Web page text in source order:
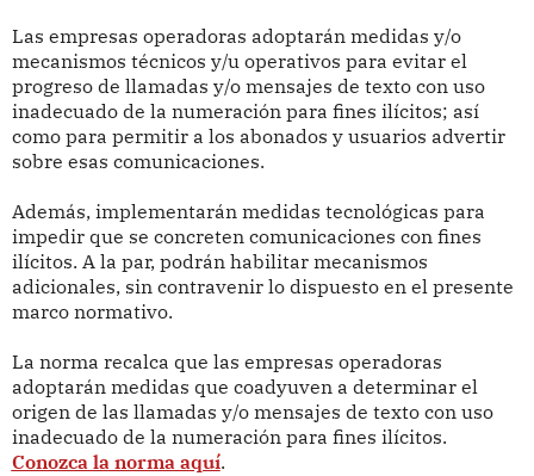
Las empresas operadoras adoptarán medidas y/o
mecanismos técnicos y/u operativos para evitar el
progreso de llamadas y/o mensajes de texto con uso
inadecuado de la numeración para fines ilícitos; así
como para permitir a los abonados y usuarios advertir
sobre esas comunicaciones.
Además, implementarán medidas tecnológicas para
impedir que se concreten comunicaciones con fines
ilícitos. A la par, podrán habilitar mecanismos
adicionales, sin contravenir lo dispuesto en el presente
marco normativo.
La norma recalca que las empresas operadoras
adoptarán medidas que coadyuven a determinar el
origen de las llamadas y/o mensajes de texto con uso
inadecuado de la numeración para fines ilícitos.
Conozca la norma aquí.